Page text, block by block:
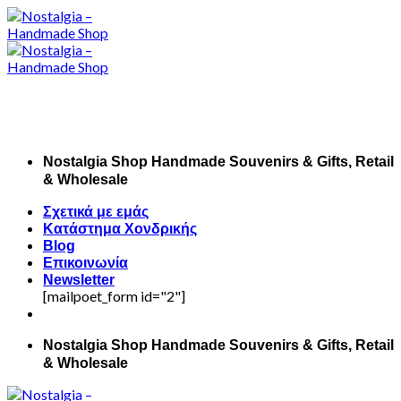
Skip
to
content
Nostalgia Shop Handmade Souvenirs & Gifts, Retail
& Wholesale
Σχετικά με εμάς
Κατάστημα Χονδρικής
Blog
Επικοινωνία
Newsletter
[mailpoet_form id="2"]
Nostalgia Shop Handmade Souvenirs & Gifts, Retail
& Wholesale